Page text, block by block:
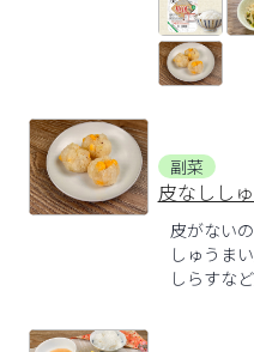
副菜
皮なしし
皮がない
しゅうま
しらすな